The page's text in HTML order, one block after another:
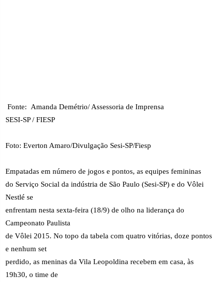
Fonte: Amanda Demétrio/ Assessoria de Imprensa
SESI-SP / FIESP
Foto: Everton Amaro/Divulgação Sesi-SP/Fiesp
Empatadas em número de jogos e pontos, as equipes femininas
do Serviço Social da indústria de São Paulo (Sesi-SP) e do Vôlei
Nestlé se
enfrentam nesta sexta-feira (18/9) de olho na liderança do
Campeonato Paulista
de Vôlei 2015. No topo da tabela com quatro vitórias, doze pontos
e nenhum set
perdido, as meninas da Vila Leopoldina recebem em casa, às
19h30, o time de